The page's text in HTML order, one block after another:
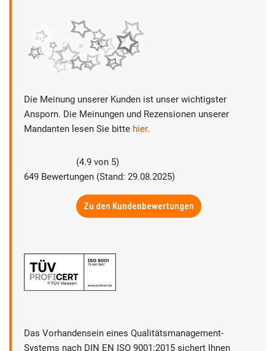
Die Meinung unserer Kunden ist unser wichtigster
Ansporn. Die Meinungen und Rezensionen unserer
Mandanten lesen Sie bitte hier.
(4.9 von 5)
649 Bewertungen (Stand: 29.08.2025)
Zu den Kundenbewertungen
Das Vorhandensein eines Qualitätsmanagement-
Systems nach DIN EN ISO 9001:2015 sichert Ihnen